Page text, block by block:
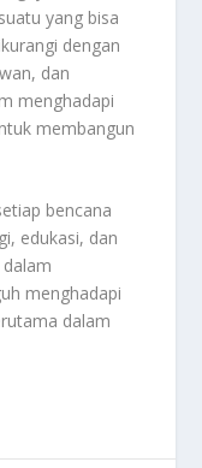
yang bisa
dengan
dan
menghadapi
membangun
bencana
edukasi, dan
menghadapi
dalam